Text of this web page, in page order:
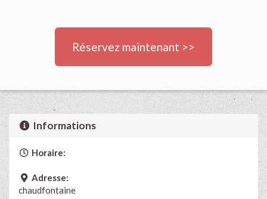
Réservez maintenant >>
Informations
Horaire:
Adresse:
chaudfontaine